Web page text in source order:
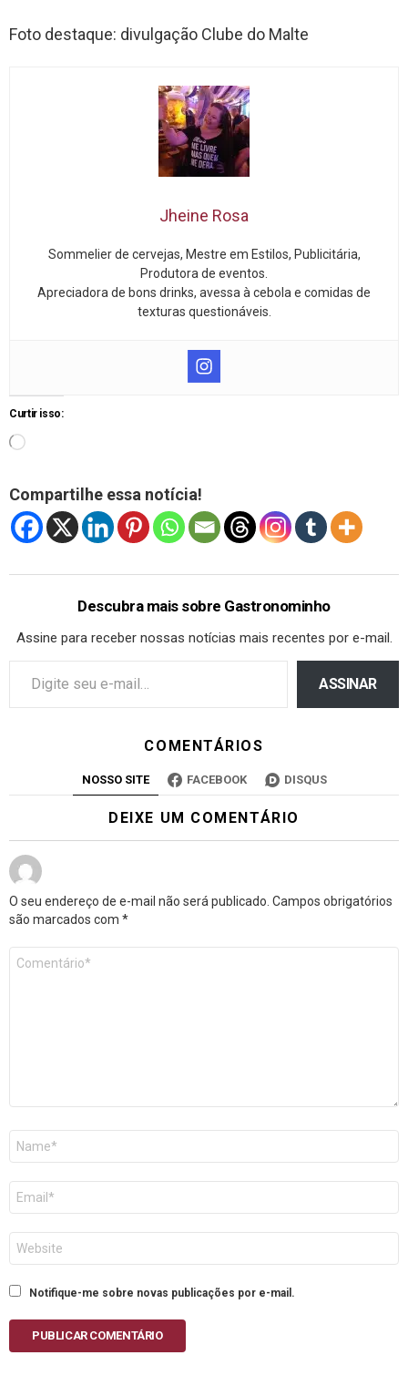
Foto destaque: divulgação Clube do Malte
Jheine Rosa
Sommelier de cervejas, Mestre em Estilos, Publicitária,
Produtora de eventos.
Apreciadora de bons drinks, avessa à cebola e comidas de
texturas questionáveis.
Curtir isso:
Compartilhe essa notícia!
Descubra mais sobre Gastronominho
Assine para receber nossas notícias mais recentes por e-mail.
ASSINAR
COMENTÁRIOS
NOSSO SITE FACEBOOK DISQUS
DEIXE UM COMENTÁRIO
O seu endereço de e-mail não será publicado. Campos obrigatórios
são marcados com *
mail
Notifique-me sobre novas publicações por e-mail.
PUBLICAR COMENTÁRIO